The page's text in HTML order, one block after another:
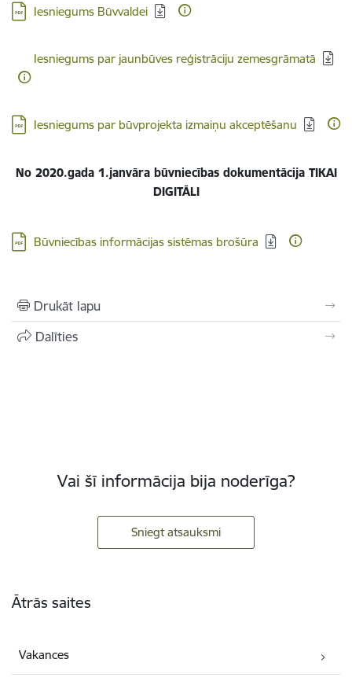
Lejupielādēt:
Iesniegums Būvvaldei
Lejupielādēt:
Iesniegums par jaunbūves reģistrāciju zemesgrāmatā
Lejupielādēt:
Iesniegums par būvprojekta izmaiņu akceptēšanu
No 2020.gada 1.janvāra būvniecības dokumentācija TIKAI
DIGITĀLI
Lejupielādēt:
Būvniecības informācijas sistēmas brošūra
Drukāt lapu
Dalīties
Vai šī informācija bija noderīga?
Sniegt atsauksmi
Ātrās saites
Vakances